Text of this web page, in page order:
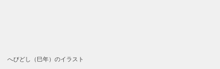
へびどし（巳年）のイラスト